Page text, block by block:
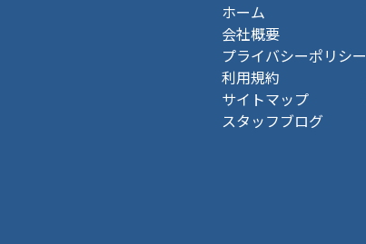
ホーム
会社概要
プライバシーポリシー
利用規約
サイトマップ
スタッフブログ